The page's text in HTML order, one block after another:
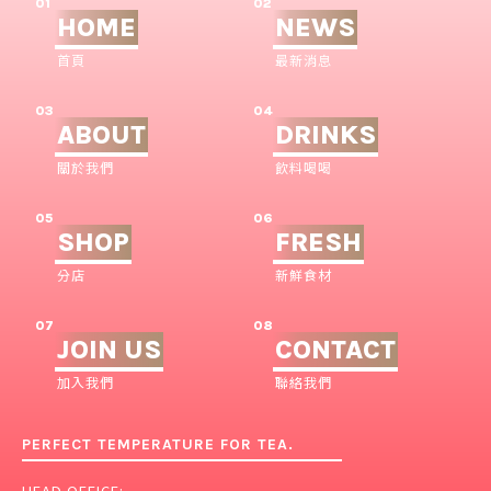
01
HOME
首頁
02
NEWS
最新消息
03
ABOUT
關於我們
04
DRINKS
飲料喝喝
05
SHOP
分店
06
FRESH
新鮮食材
07
JOIN US
加入我們
08
CONTACT
聯絡我們
PERFECT TEMPERATURE FOR TEA.